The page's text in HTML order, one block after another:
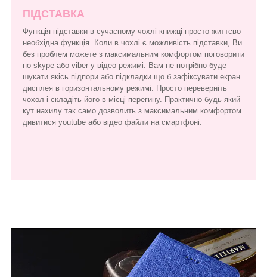
ПІДСТАВКА
Функція підставки в сучасному чохлі книжці просто життєво
необхідна функція. Коли в чохлі є можливість підставки, Ви
без проблем можете з максимальним комфортом поговорити
по skype або viber у відео режимі. Вам не потрібно буде
шукати якісь підпори або підкладки що б зафіксувати екран
дисплея в горизонтальному режимі. Просто переверніть
чохол і складіть його в місці перегину. Практично будь-який
кут нахилу так само дозволить з максимальним комфортом
дивитися youtube або відео файли на смартфоні.